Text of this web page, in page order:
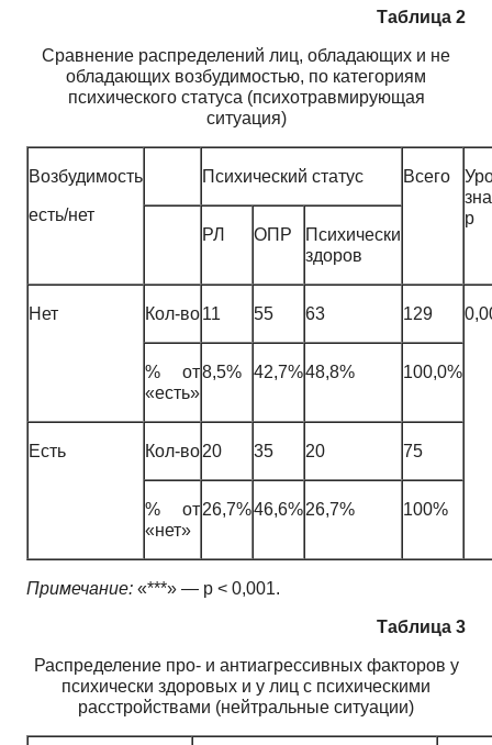
Таблица 2
Сравнение распределений лиц, обладающих и не
обладающих возбудимостью, по категориям
психического статуса (психотравмирующая
ситуация)
Возбудимость
есть/нет
Психический статус Всего
р
РЛ
ОПР
Психически
здоров
Нет Кол-во11 55 63 129
% от
«есть»
8,5% 42,7%48,8% 100,0%
Есть Кол-во20 35 20 75
% от
«нет»
26,7%46,6%26,7% 100%
Примечание: «***» — p < 0,001.
Таблица 3
Распределение про- и антиагрессивных факторов у
психически здоровых и у лиц с психическими
расстройствами (нейтральные ситуации)